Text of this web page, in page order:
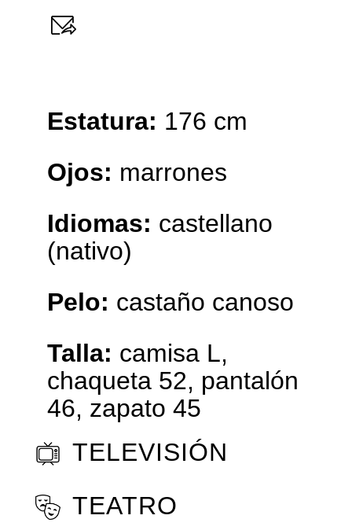
Estatura: 176 cm
Ojos: marrones
Idiomas: castellano
(nativo)
Pelo: castaño canoso
Talla: camisa L,
chaqueta 52, pantalón
46, zapato 45
TELEVISIÓN
TEATRO